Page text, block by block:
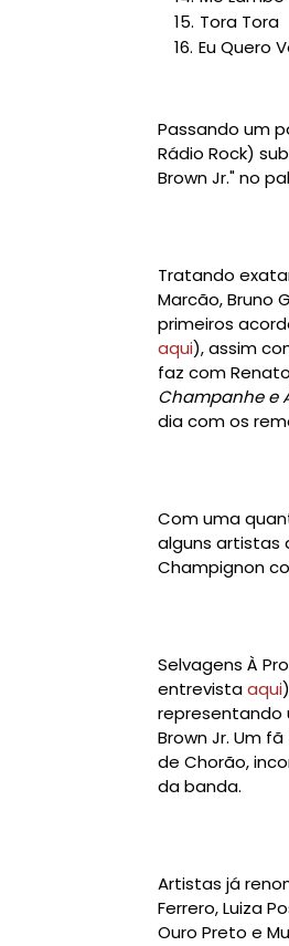
Tora Tora
Eu Quero
Passando um
Rádio Rock)
Brown Jr." no
Tratando
Marcão, Bruno
primeiros
aqui), assim
faz com
Champanhe e
dia com os
Com uma
alguns artistas
Champignon
Selvagens À
entrevistaaqui
representando
Brown Jr. Um
de Chorão,
da banda.
Artistas já
Ferrero, Luiza
Ouro Preto e